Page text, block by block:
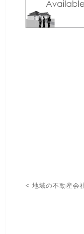
< 地域の不動産会